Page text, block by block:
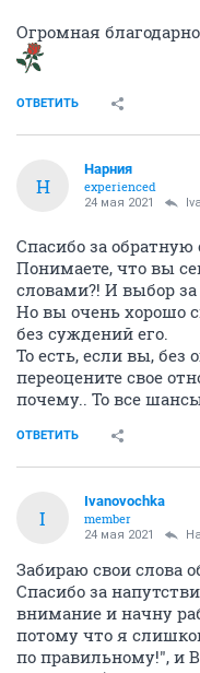
Огромная
ОТВЕТИТЬ
Н
Нарния
experienced
24 мая 2021
Спасибо за обратную
Понимаете, что вы
словами?! И выбор за
Но вы очень хорошо
без суждений его.
То есть, если вы, без
переоцените свое
почему.. То все
ОТВЕТИТЬ
I
Ivanovochka
member
24 мая 2021
Забираю свои слова
Спасибо за
внимание и начну
потому что я
по правильному!", и